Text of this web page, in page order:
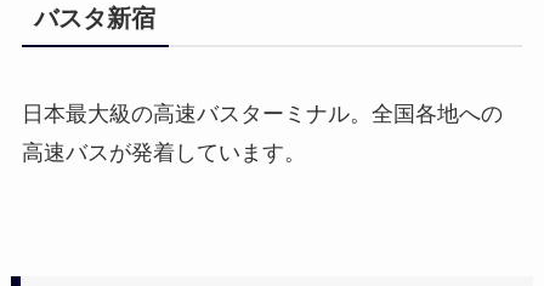
バスタ新宿
日本最大級の高速バスターミナル。全国各地への
高速バスが発着しています。